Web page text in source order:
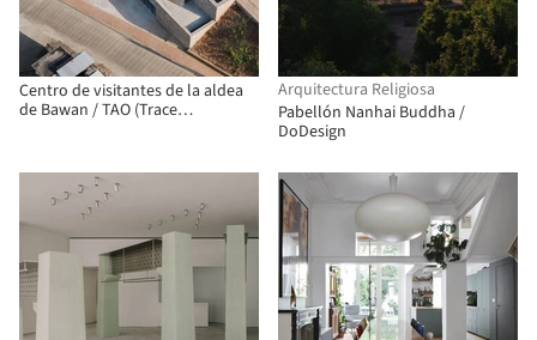
Centro de visitantes de la aldea
de Bawan / TAO (Trace
Arquitectura Religiosa
Pabellón Nanhai Buddha /
DoDesign